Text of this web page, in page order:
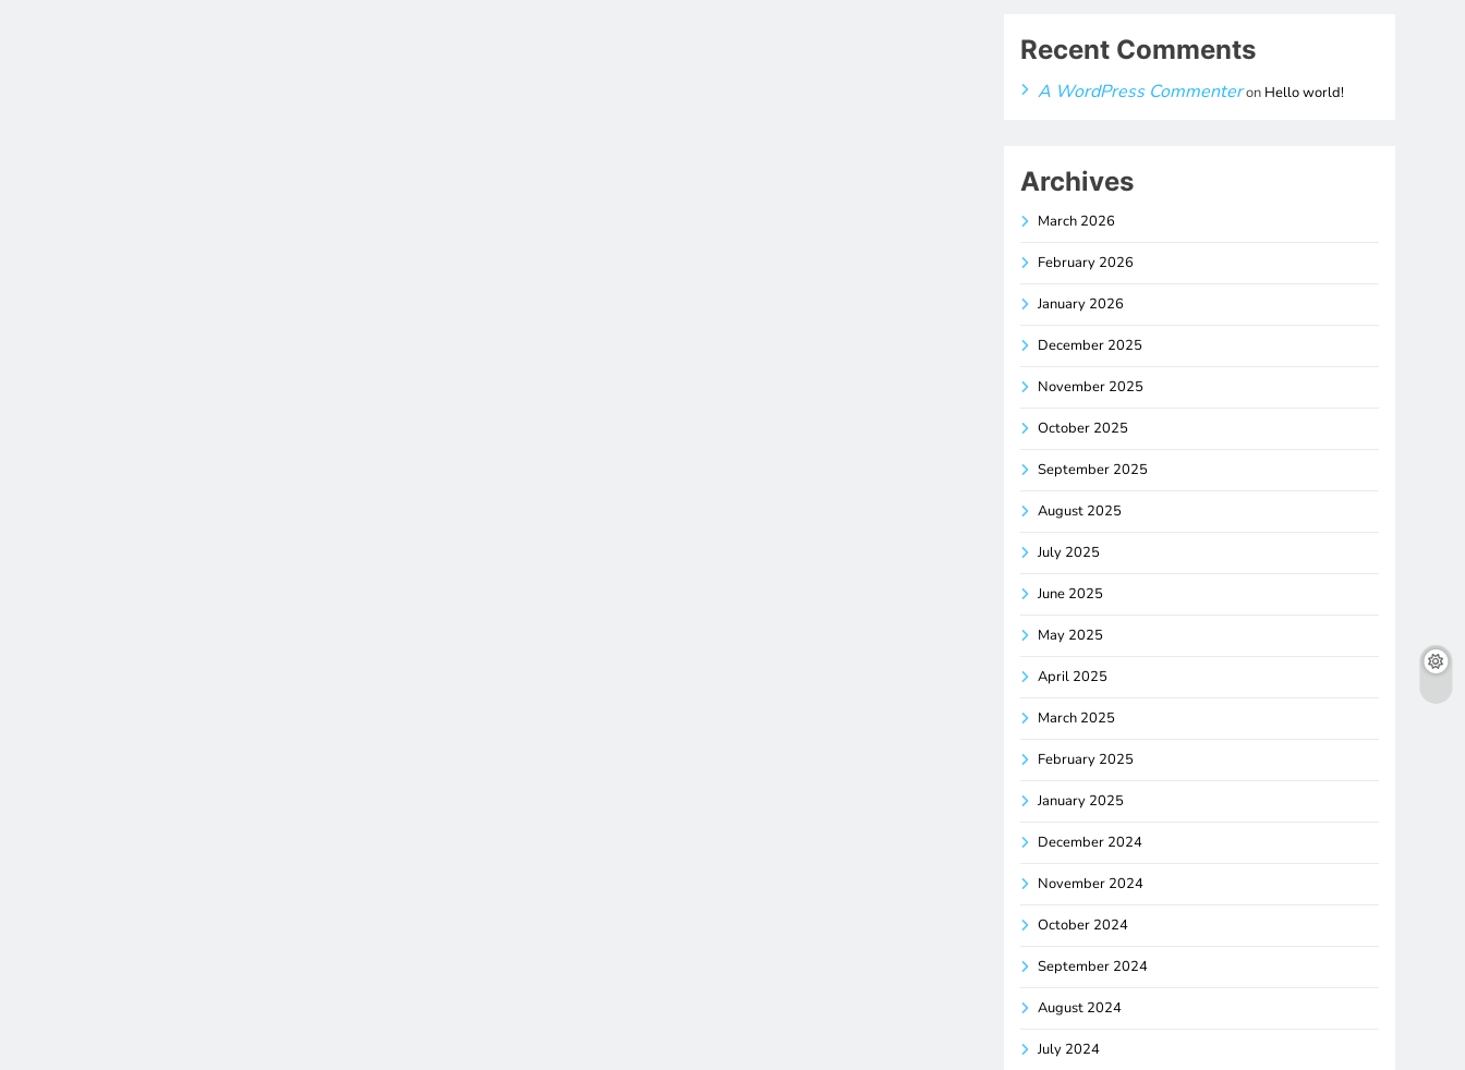
Recent Comments
A WordPress Commenteron Hello world!
Archives
March 2026
February 2026
January 2026
December 2025
November 2025
October 2025
September 2025
August 2025
July 2025
June 2025
May 2025
April 2025
March 2025
February 2025
January 2025
December 2024
November 2024
October 2024
September 2024
August 2024
July 2024